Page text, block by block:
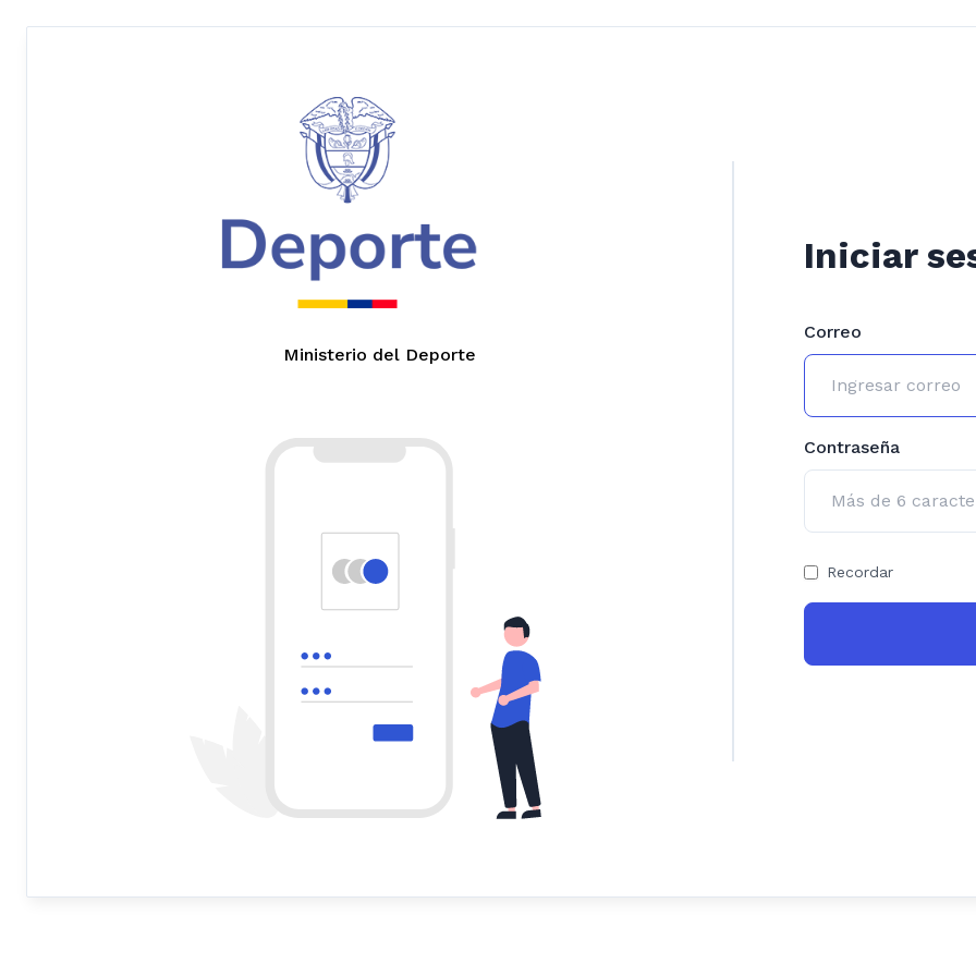
Ministerio del Deporte
Iniciar
Correo
Contraseña
Recordar